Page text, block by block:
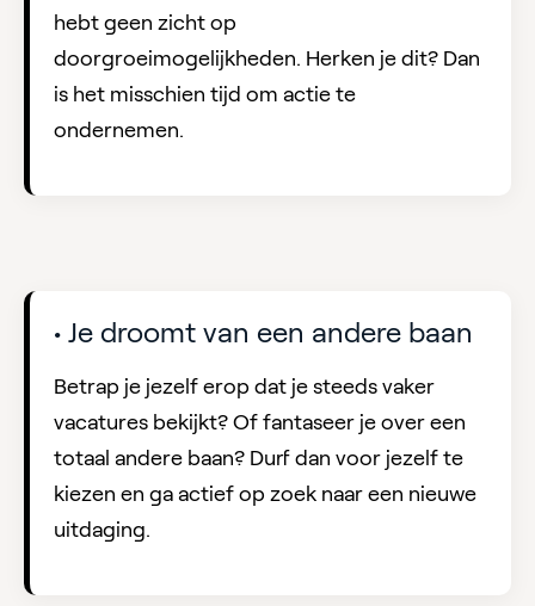
hebt geen zicht op
doorgroeimogelijkheden. Herken je dit? Dan
is het misschien tijd om actie te
ondernemen.
• Je droomt van een andere baan
Betrap je jezelf erop dat je steeds vaker
vacatures bekijkt? Of fantaseer je over een
totaal andere baan? Durf dan voor jezelf te
kiezen en ga actief op zoek naar een nieuwe
uitdaging.